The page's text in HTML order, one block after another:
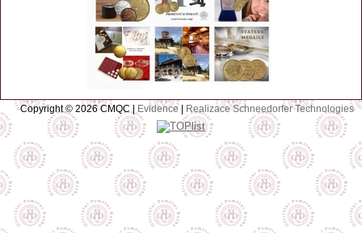
Copyright © 2026 CMQC | Evidence Realizace Schneedorfer Technologies